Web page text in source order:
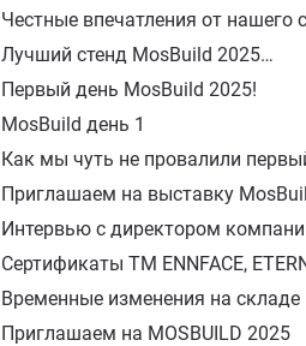
Честные впечатления от нашего
Лучший стенд MosBuild 2025…
Первый день MosBuild 2025!
MosBuild день 1
Как мы чуть не провалили
Приглашаем на выставку
Интервью с директором
Сертификаты ТМ ENNFACE,
Временные изменения на складе
Приглашаем на MOSBUILD 2025